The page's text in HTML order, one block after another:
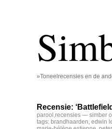
»Toneelrecensies en de
Recensie:
parool ,recensies — simber
tags: brandhaarden, edwin